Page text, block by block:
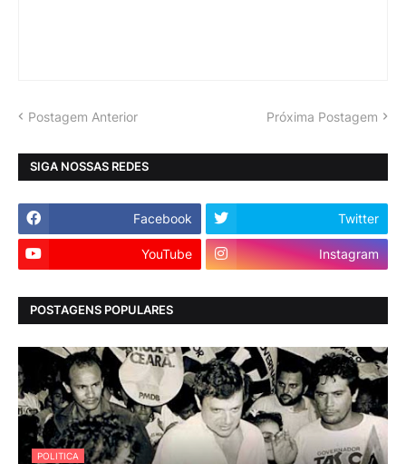
Postagem Anterior Próxima Postagem
SIGA NOSSAS REDES
Facebook Twitter
YouTube Instagram
POSTAGENS POPULARES
POLITICA